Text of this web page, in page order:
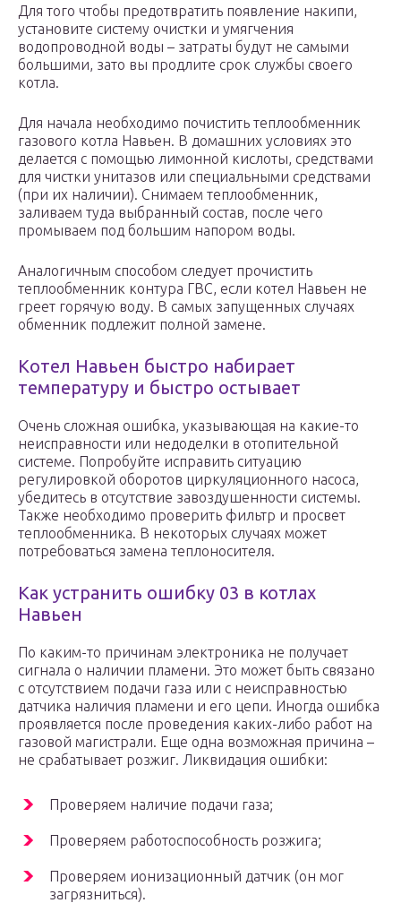
Для того чтобы предотвратить появление накипи,
установите систему очистки и умягчения
водопроводной воды – затраты будут не самыми
большими, зато вы продлите срок службы своего
котла.
Для начала необходимо почистить теплообменник
газового котла Навьен. В домашних условиях это
делается с помощью лимонной кислоты, средствами
для чистки унитазов или специальными средствами
(при их наличии). Снимаем теплообменник,
заливаем туда выбранный состав, после чего
промываем под большим напором воды.
Аналогичным способом следует прочистить
теплообменник контура ГВС, если котел Навьен не
греет горячую воду. В самых запущенных случаях
обменник подлежит полной замене.
Котел Навьен быстро набирает
температуру и быстро остывает
Очень сложная ошибка, указывающая на какие-то
неисправности или недоделки в отопительной
системе. Попробуйте исправить ситуацию
регулировкой оборотов циркуляционного насоса,
убедитесь в отсутствие завоздушенности системы.
Также необходимо проверить фильтр и просвет
теплообменника. В некоторых случаях может
потребоваться замена теплоносителя.
Как устранить ошибку 03 в котлах
Навьен
По каким-то причинам электроника не получает
сигнала о наличии пламени. Это может быть связано
с отсутствием подачи газа или с неисправностью
датчика наличия пламени и его цепи. Иногда ошибка
проявляется после проведения каких-либо работ на
газовой магистрали. Еще одна возможная причина –
не срабатывает розжиг. Ликвидация ошибки:
Проверяем наличие подачи газа;
Проверяем работоспособность розжига;
Проверяем ионизационный датчик (он мог
загрязниться).